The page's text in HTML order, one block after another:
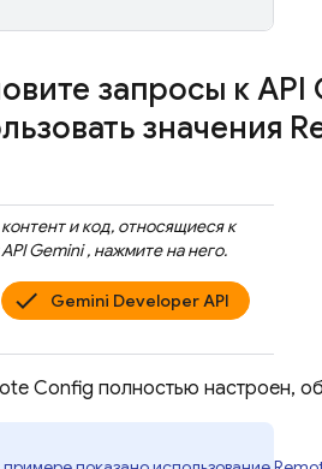
запросы к API
значения
и код, относящиеся к
API Gemini, нажмите на него.
Gemini Developer API
Config полностью настроен,